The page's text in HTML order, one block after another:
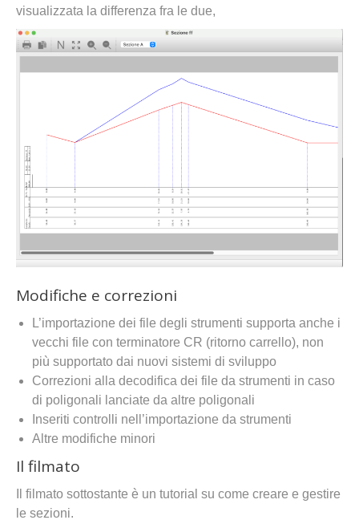
visualizzata la differenza fra le due,
Modifiche e correzioni
L’importazione dei file degli strumenti supporta anche i
vecchi file con terminatore CR (ritorno carrello), non
più supportato dai nuovi sistemi di sviluppo
Correzioni alla decodifica dei file da strumenti in caso
di poligonali lanciate da altre poligonali
Inseriti controlli nell’importazione da strumenti
Altre modifiche minori
Il filmato
Il filmato sottostante è un tutorial su come creare e gestire
le sezioni.